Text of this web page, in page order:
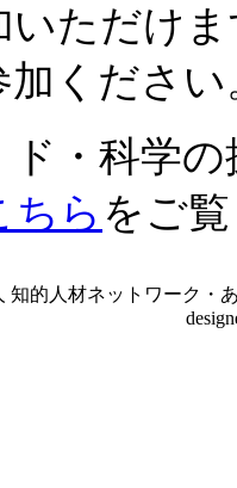
いただけ
加ください
ド・科学
ちら をご
知的人材ネットワーク・